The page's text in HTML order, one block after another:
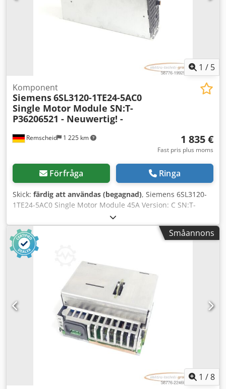
1 / 5
Remscheid 1 225 km
Komponent
Siemens6SL3120-1TE24-5AC0
Single Motor Module SN:T-
P36206521 - Neuwertig! -
1 835 €
Fast pris plus moms
Förfråga Ringa
Skick: färdig att användas (begagnad), Siemens 6SL3120-
1TE24-5AC0 Single Motor Module 45A Version: C SN:T-
P36206521, som ny, har aldrig varit i drift, 100 %
fungerande, leverans enligt bilderna. De avtalade
försäljningsrabatterna gäller inte för denna artikel. Pris
vänligen fråga separat! Chjdpfx Ajxag Urok Hja
Småannons
1 /8